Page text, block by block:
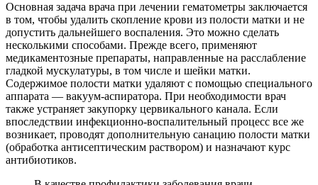
Основная задача врача при лечении гематометры заключается
в том, чтобы удалить скопление крови из полости матки и не
допустить дальнейшего воспаления. Это можно сделать
несколькими способами. Прежде всего, применяют
медикаментозные препараты, направленные на расслабление
гладкой мускулатуры, в том числе и шейки матки.
Содержимое полости матки удаляют с помощью специального
аппарата — вакуум-аспиратора. При необходимости врач
также устраняет закупорку цервикального канала. Если
впоследствии инфекционно-воспалительный процесс все же
возникает, проводят дополнительную санацию полости матки
(обработка антисептическим раствором) и назначают курс
антибиотиков.